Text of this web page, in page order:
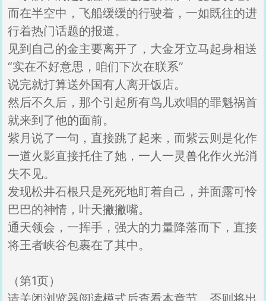
而在半空中，飞船缓缓的行驶着，一如既往的进
行着热门话题的报道。
见到自己的金主要离开了，大金牙立马起身相送
“实在不好意思，咱们下次在联系”
说完就打算送外国有人离开饭店。
然后不久后，那个引起所有鸟儿欢唱的罪魁祸首
就来到了他的面前。
紫月说了一句，直接跳了起来，而紫云则是化作
一道火影直接托住了她，一人一灵兽化作火光消
失不见。
发现松井石根只是死死地盯着自己，并面露可怜
巴巴的神情，叶天撇撇嘴。
通天领会，一挥手，强大的力量降落而下，直接
将王者峡谷包裹在了其中。
（第1页）